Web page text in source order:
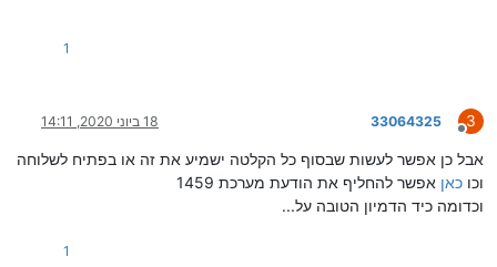
1
3
מנותק
33064325 18 ביוני 2020, 14:11
אבל כן אפשר לעשות שבסוף כל הקלטה ישמיע את זה או בפתיח לשלוחה
וכו כאן אפשר להחליף את הודעת מערכת 1459
וכדומה כיד הדמיון הטובה על...
1